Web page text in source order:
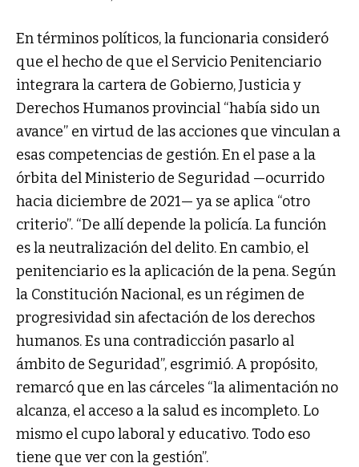
En términos políticos, la funcionaria consideró
que el hecho de que el Servicio Penitenciario
integrara la cartera de Gobierno, Justicia y
Derechos Humanos provincial “había sido un
avance” en virtud de las acciones que vinculan a
esas competencias de gestión. En el pase a la
órbita del Ministerio de Seguridad —ocurrido
hacia diciembre de 2021— ya se aplica “otro
criterio”. “De allí depende la policía. La función
es la neutralización del delito. En cambio, el
penitenciario es la aplicación de la pena. Según
la Constitución Nacional, es un régimen de
progresividad sin afectación de los derechos
humanos. Es una contradicción pasarlo al
ámbito de Seguridad”, esgrimió. A propósito,
remarcó que en las cárceles “la alimentación no
alcanza, el acceso a la salud es incompleto. Lo
mismo el cupo laboral y educativo. Todo eso
tiene que ver con la gestión”.